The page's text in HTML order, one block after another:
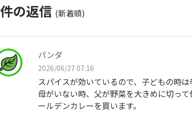
件の返信 (新着順)
パンダ
2026/06/27 07:16
スパイスが効いているので、子どもの時
母がいない時、父が野菜を大きめに切っ
ールデンカレーを買います。